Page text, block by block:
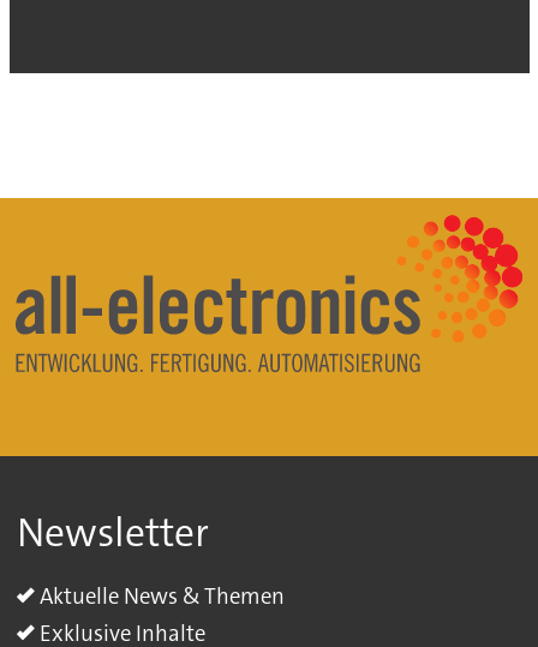
Newsletter
Aktuelle News & Themen
Exklusive Inhalte